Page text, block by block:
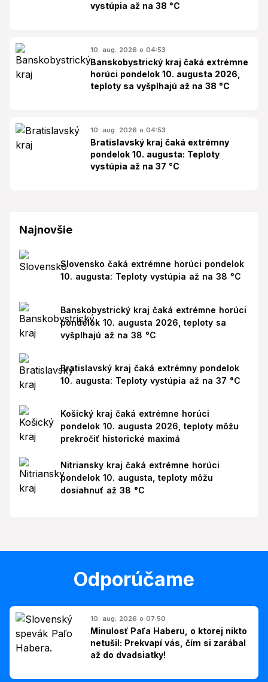
vystúpia až na 38 °C
10. aug. 2026 o 04:53
Banskobystrický kraj čaká extrémne
horúci pondelok 10. augusta 2026,
teploty sa vyšplhajú až na 38 °C
10. aug. 2026 o 04:53
Bratislavský kraj čaká extrémny
pondelok 10. augusta: Teploty
vystúpia až na 37 °C
Najnovšie
Slovensko čaká extrémne horúci pondelok
10. augusta: Teploty vystúpia až na 38 °C
Banskobystrický kraj čaká extrémne horúci
pondelok 10. augusta 2026, teploty sa
vyšplhajú až na 38 °C
Bratislavský kraj čaká extrémny pondelok
10. augusta: Teploty vystúpia až na 37 °C
Košický kraj čaká extrémne horúci
pondelok 10. augusta 2026, teploty môžu
prekročiť historické maximá
Nitriansky kraj čaká extrémne horúci
pondelok 10. augusta, teploty môžu
dosiahnuť až 38 °C
Odporúčame
10. aug. 2026 o 07:50
Minulosť Paľa Haberu, o ktorej nikto
netušil: Prekvapí vás, čím si zarábal
až do dvadsiatky!